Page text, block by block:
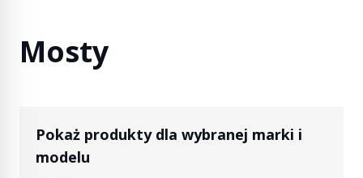
Mosty
Pokaż produkty dla wybranej marki i
modelu